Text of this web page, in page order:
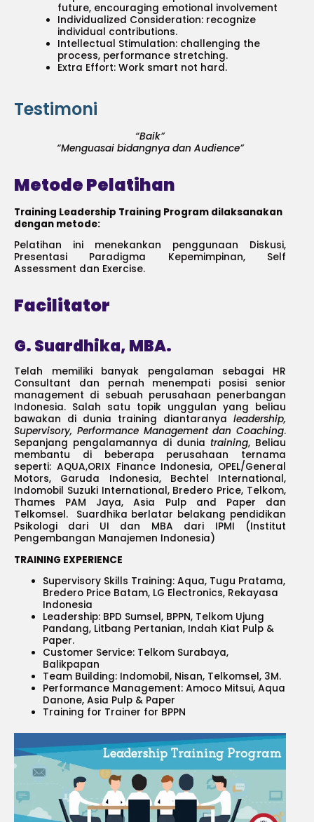
future, encouraging emotional involvement
Individualized Consideration: recognize
individual contributions.
Intellectual Stimulation: challenging the
process, performance stretching.
Extra Effort: Work smart not hard.
Testimoni
“Baik”
“Menguasai bidangnya dan Audience”
Metode Pelatihan
Training Leadership Training Program dilaksanakan
dengan metode:
Pelatihan ini menekankan penggunaan Diskusi,
Presentasi Paradigma Kepemimpinan, Self
Assessment dan Exercise.
Facilitator
G. Suardhika, MBA.
Telah memiliki banyak pengalaman sebagai HR
Consultant dan pernah menempati posisi senior
management di sebuah perusahaan penerbangan
Indonesia. Salah satu topik unggulan yang beliau
bawakan di dunia training diantaranya leadership,
Supervisory, Performance Management dan Coaching.
Sepanjang pengalamannya di dunia training, Beliau
membantu di beberapa perusahaan ternama
seperti: AQUA,ORIX Finance Indonesia, OPEL/General
Motors, Garuda Indonesia, Bechtel International,
Indomobil Suzuki International, Bredero Price, Telkom,
Thames PAM Jaya, Asia Pulp and Paper dan
Telkomsel. Suardhika berlatar belakang pendidikan
Psikologi dari UI dan MBA dari IPMI (Institut
Pengembangan Manajemen Indonesia)
TRAINING EXPERIENCE
Supervisory Skills Training: Aqua, Tugu Pratama,
Bredero Price Batam, LG Electronics, Rekayasa
Indonesia
Leadership: BPD Sumsel, BPPN, Telkom Ujung
Pandang, Litbang Pertanian, Indah Kiat Pulp &
Paper.
Customer Service: Telkom Surabaya,
Balikpapan
Team Building: Indomobil, Nisan, Telkomsel, 3M.
Performance Management: Amoco Mitsui, Aqua
Danone, Asia Pulp & Paper
Training for Trainer for BPPN